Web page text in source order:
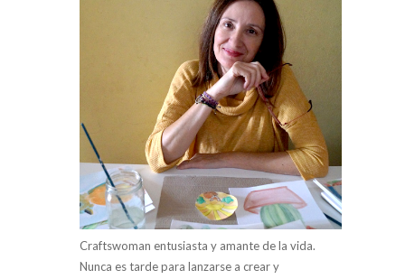
Craftswoman entusiasta y amante de la vida.
Nunca es tarde para lanzarse a crear y